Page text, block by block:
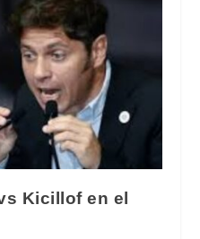
Kicillof en el